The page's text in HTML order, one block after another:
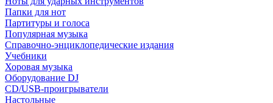
Папки для нот
Партитуры и голоса
Популярная музыка
Справочно-энциклопедические издания
Учебники
Хоровая музыка
Оборудование DJ
CD/USB-проигрыватели
Настольные